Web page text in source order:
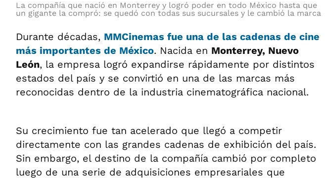
La compañía que nació en Monterrey y logró poder en todo México hasta que
un gigante la compró: se quedó con todas sus sucursales y le cambió la marca
Durante décadas, MMCinemas fue una de las cadenas de cine
más importantes de México. Nacida en Monterrey, Nuevo
León, la empresa logró expandirse rápidamente por distintos
estados del país y se convirtió en una de las marcas más
reconocidas dentro de la industria cinematográfica nacional.
Su crecimiento fue tan acelerado que llegó a competir
directamente con las grandes cadenas de exhibición del país.
Sin embargo, el destino de la compañía cambió por completo
luego de una serie de adquisiciones empresariales que